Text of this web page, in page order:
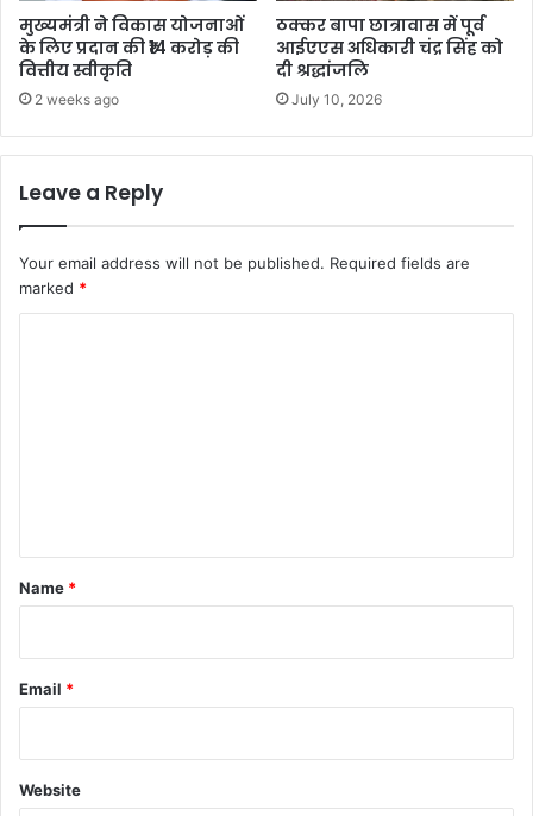
मुख्यमंत्री ने विकास योजनाओं
के लिए प्रदान की ₹14 करोड़ की
वित्तीय स्वीकृति
2 weeks ago
ठक्कर बापा छात्रावास में पूर्व
आईएएस अधिकारी चंद्र सिंह को
दी श्रद्धांजलि
July 10, 2026
Leave a Reply
Your email address will not be published. Required fields are
marked *
*
Name *
Email *
Website